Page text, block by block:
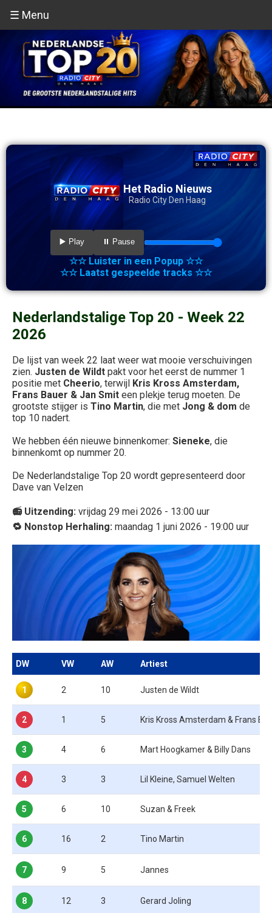
☰ Menu
Het Radio Nieuws
Radio City Den Haag
▶️ Play ⏸️ Pause
☆☆ Luister in een Popup ☆☆
☆☆ Laatst gespeelde tracks ☆☆
Nederlandstalige Top 20 - Week 22
2026
De lijst van week 22 laat weer wat mooie verschuivingen
zien. Justen de Wildt pakt voor het eerst de nummer 1
positie met Cheerio, terwijl Kris Kross Amsterdam,
Frans Bauer & Jan Smit een plekje terug moeten. De
grootste stijger is Tino Martin, die met Jong & dom de
top 10 nadert.
We hebben één nieuwe binnenkomer: Sieneke, die
binnenkomt op nummer 20.
De Nederlandstalige Top 20 wordt gepresenteerd door
Dave van Velzen
📻 Uitzending: vrijdag 29 mei 2026 - 13:00 uur
🔁 Nonstop Herhaling: maandag 1 juni 2026 - 19:00 uur
DW VW AW Artiest
1 2 10 Justen de Wildt
2 1 5 Kris Kross Amsterdam & Frans
3 4 6 Mart Hoogkamer & Billy Dans
4 3 3 Lil Kleine, Samuel Welten
5 6 10 Suzan & Freek
6 16 2 Tino Martin
7 9 5 Jannes
8 12 3 Gerard Joling